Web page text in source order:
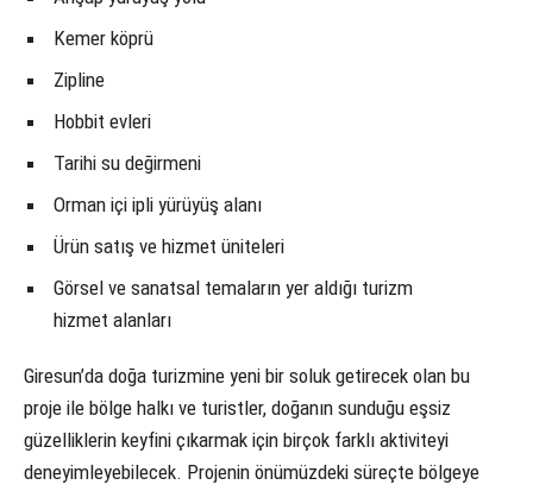
Kemer köprü
Zipline
Hobbit evleri
Tarihi su değirmeni
Orman içi ipli yürüyüş alanı
Ürün satış ve hizmet üniteleri
Görsel ve sanatsal temaların yer aldığı turizm
hizmet alanları
Giresun’da doğa turizmine yeni bir soluk getirecek olan bu
proje ile bölge halkı ve turistler, doğanın sunduğu eşsiz
güzelliklerin keyfini çıkarmak için birçok farklı aktiviteyi
deneyimleyebilecek. Projenin önümüzdeki süreçte bölgeye